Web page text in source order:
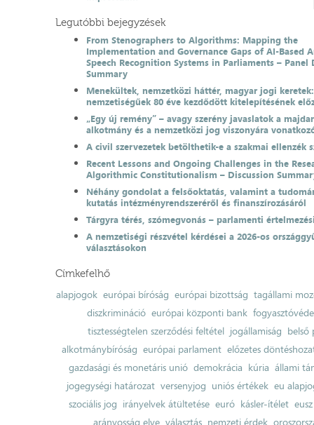
Legutóbbi bejegyzések
From Stenographers to Algorithms: Mapping the
Implementation and Governance Gaps of AI-Based
Speech Recognition Systems in Parliaments – Panel
Summary
Menekültek, nemzetközi háttér, magyar jogi
nemzetiségűek 80 éve kezdődött kitelepítésének
„Egy új remény” – avagy szerény javaslatok a
alkotmány és a nemzetközi jog viszonyára
A civil szervezetek betölthetik-e a szakmai ellenzék
Recent Lessons and Ongoing Challenges in the
Algorithmic Constitutionalism – Discussion
Néhány gondolat a felsőoktatás, valamint a
kutatás intézményrendszeréről és finanszírozásáról
Tárgyra térés, szómegvonás – parlamenti
A nemzetiségi részvétel kérdései a 2026-os
választásokon
Címkefelhő
alapjogok európai bíróság európai bizottság tagállami
diszkrimináció európai központi bank
tisztességtelen szerződési feltétel jogállamiság belső
alkotmánybíróság európai parlament előzetes
gazdasági és monetáris unió demokrácia kúria állami
jogegységi határozat versenyjog uniós értékek eu
szociális jog irányelvek átültetése euró kásler-ítélet
arányosság elve választás nemzeti érdek